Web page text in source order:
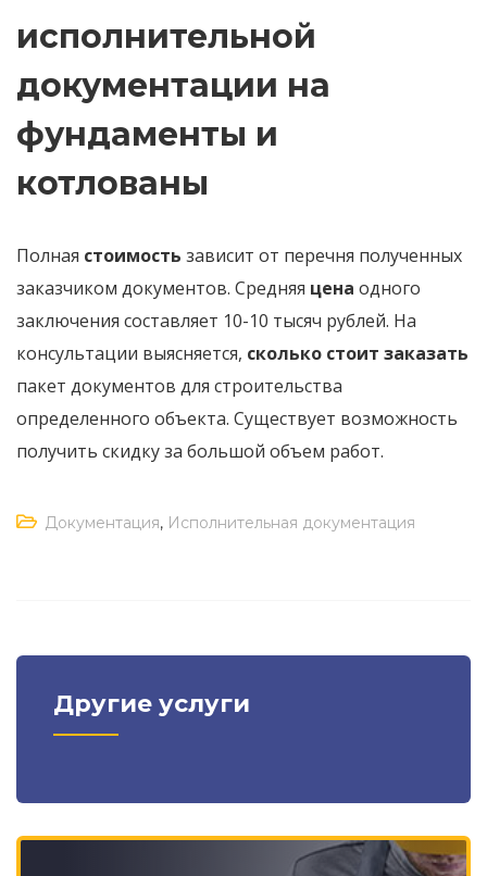
исполнительной
документации на
фундаменты и
котлованы
Полная стоимость зависит от перечня полученных
заказчиком документов. Средняя цена одного
заключения составляет 10-10 тысяч рублей. На
консультации выясняется, сколько стоит заказать
пакет документов для строительства
определенного объекта. Существует возможность
получить скидку за большой объем работ.
Документация, Исполнительная документация
Другие услуги